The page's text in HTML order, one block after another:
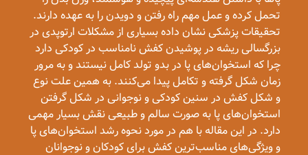
تحمل کرده و عمل مهم راه رفتن و دویدن را به عهده دارند.
تحقیقات پزشکی نشان داده بسیاری از مشکلات ارتوپدی در
بزرگسالی ریشه در پوشیدن کفش نامناسب در کودکی دارد
چرا که استخوان‌های پا در بدو تولد کامل نیستند و به مرور
زمان شکل گرفته و تکامل پیدا می‌کنند. به همین علت نوع
و شکل کفش در سنین کودکی و نوجوانی در شکل گرفتن
استخوان‌های پا به صورت سالم و طبیعی نقش بسیار مهمی
دارد. در این مقاله با هم در مورد نحوه رشد استخوان‌های پا
و ویژگی‌های مناسب‌ترین کفش برای کودکان و نوجوانان